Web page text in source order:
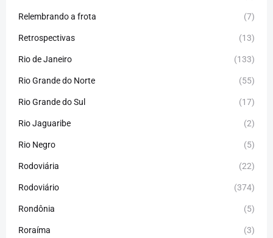
Relembrando a frota (7)
Retrospectivas (13)
Rio de Janeiro (133)
Rio Grande do Norte (55)
Rio Grande do Sul (17)
Rio Jaguaribe (2)
Rio Negro (5)
Rodoviária (22)
Rodoviário (374)
Rondônia (5)
Roraíma (3)